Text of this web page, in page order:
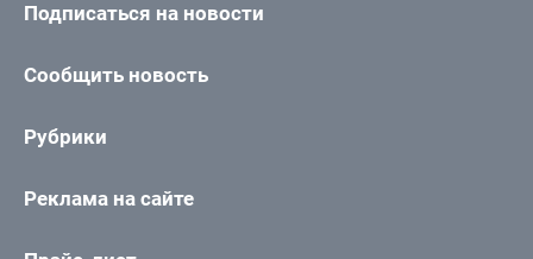
Подписаться на новости
Сообщить новость
Рубрики
Реклама на сайте